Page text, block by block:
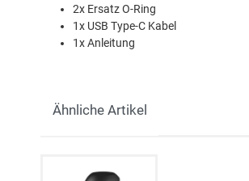
2x Ersatz O-Ring
1x USB Type-C Kabel
1x Anleitung
Ähnliche Artikel